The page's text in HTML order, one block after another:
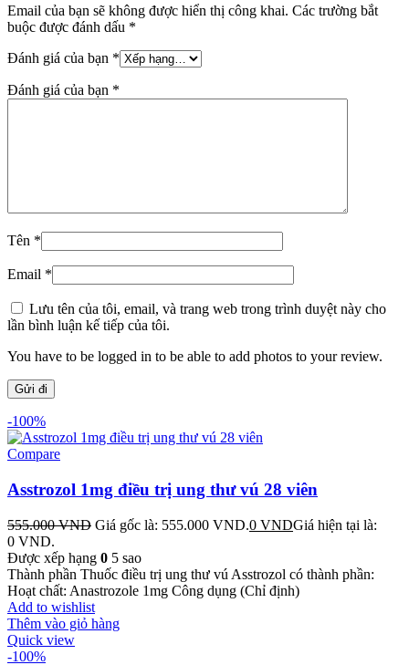
Email của bạn sẽ không được hiển thị công khai. Các trường bắt
buộc được đánh dấu *
Đánh giá của bạn *
Đánh giá của bạn *
Tên *
Email *
Lưu tên của tôi, email, và trang web trong trình duyệt này cho
lần bình luận kế tiếp của tôi.
You have to be logged in to be able to add photos to your review.
-100%
Compare
Asstrozol 1mg điều trị ung thư vú 28 viên
555.000VND Giá gốc là: 555.000 VND.0 VNDGiá hiện tại là:
0 VND.
Được xếp hạng 0 5 sao
Thành phần Thuốc điều trị ung thư vú Asstrozol có thành phần:
Hoạt chất: Anastrozole 1mg Công dụng (Chỉ định)
Add to wishlist
Thêm vào giỏ hàng
Quick view
-100%